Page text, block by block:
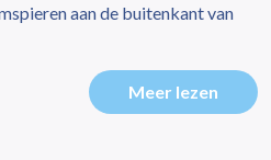
aan de buitenkant van
Meer lezen